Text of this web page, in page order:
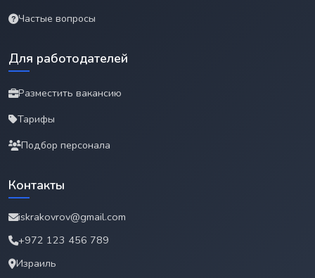
Частые вопросы
Для работодателей
Разместить вакансию
Тарифы
Подбор персонала
Контакты
iskrakovrov@gmail.com
+972 123 456 789
Израиль